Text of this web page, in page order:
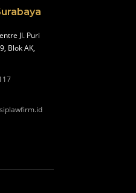
Jl. Puri
Blok AK,